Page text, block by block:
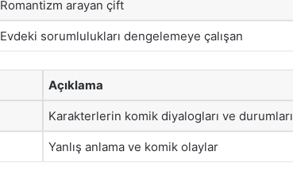
Romantizm arayan çift
Evdeki sorumlulukları dengelemeye çalışan
Açıklama
Karakterlerin komik diyalogları ve durumları
Yanlış anlama ve komik olaylar